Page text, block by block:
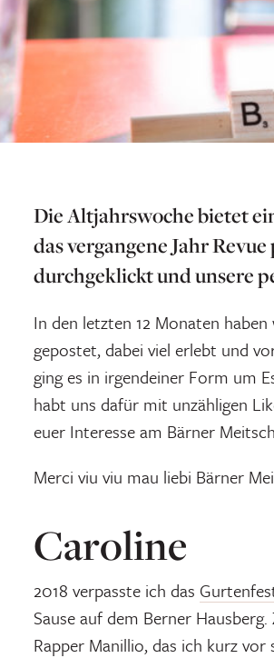
Die Altjahrswoche bietet
das vergangene Jahr
durchgeklickt und unsere
In den letzten 12 Monaten
gepostet, dabei viel erlebt und
ging es in irgendeiner Form um
habt uns dafür mit unzähligen
euer Interesse am Bärner
Merci viu viu mau liebi Bärner
Caroline
2018 verpasste ich das
Sause auf dem Berner
Rapper Manillio, das ich kurz